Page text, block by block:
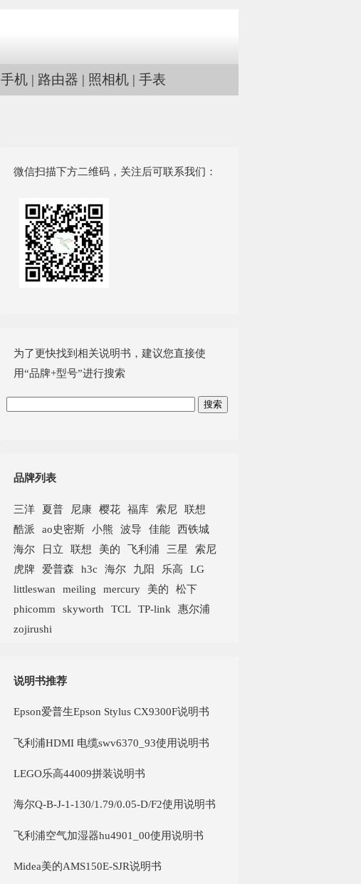
手机| 路由器 | 照相机| 手表
微信扫描下方二维码，关注后可联系我们：
为了更快找到相关说明书，建议您直接使
用“品牌+型号”进行搜索
品牌列表
三洋 夏普 尼康 樱花 福库 索尼 联想
酷派
ao史密斯 小熊 波导 佳能 西铁城
海尔
日立 联想 美的 飞利浦 三星
索尼
虎牌
爱普森 h3c 海尔 九阳 乐高
LG
littleswan
meiling mercury 美的
松下
phicomm
skyworth TCL TP-link
惠尔浦
zojirushi
说明书推荐
Epson爱普生Epson Stylus CX9300F说明书
飞利浦HDMI 电缆swv6370_93使用说明书
LEGO乐高44009拼装说明书
海尔Q-B-J-1-130/1.79/0.05-D/F2使用说明书
飞利浦空气加湿器hu4901_00使用说明书
Midea美的AMS150E-SJR说明书